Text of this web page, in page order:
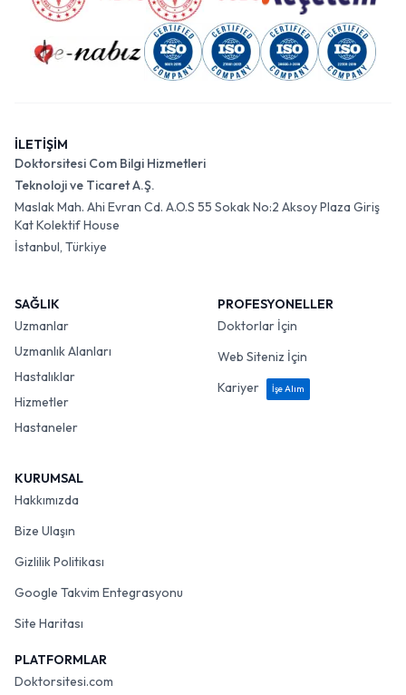
İLETİŞİM
Doktorsitesi Com Bilgi Hizmetleri
Teknoloji ve Ticaret A.Ş.
Maslak Mah. Ahi Evran Cd. A.O.S 55 Sokak No:2 Aksoy Plaza Giriş
Kat Kolektif House
İstanbul, Türkiye
SAĞLIK
Uzmanlar
Uzmanlık Alanları
Hastalıklar
Hizmetler
Hastaneler
PROFESYONELLER
Doktorlar İçin
Web Siteniz İçin
Kariyer
İşe Alım
KURUMSAL
Hakkımızda
Bize Ulaşın
Gizlilik Politikası
Google Takvim Entegrasyonu
Site Haritası
PLATFORMLAR
Doktorsitesi.com